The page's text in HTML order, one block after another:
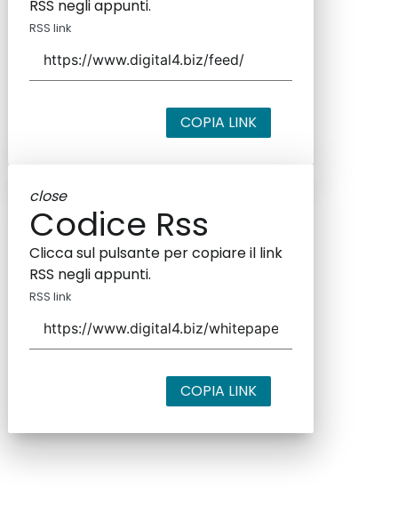
RSS negli appunti.
RSS link
COPIA LINK
close
Codice Rss
Clicca sul pulsante per copiare il link
RSS negli appunti.
RSS link
COPIA LINK